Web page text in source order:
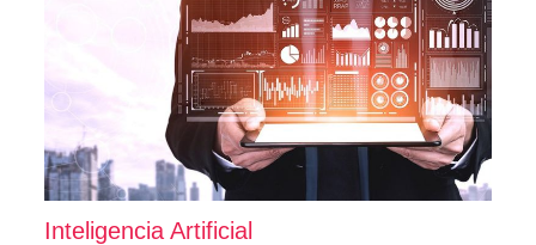
Inteligencia Artificial